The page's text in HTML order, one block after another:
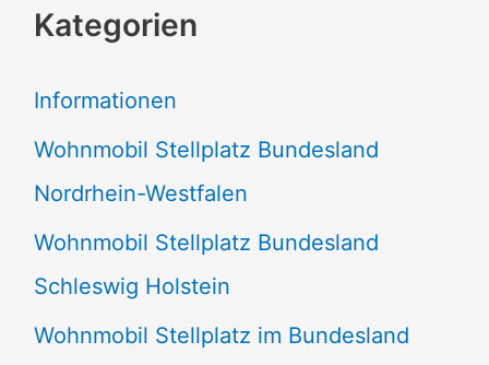
h
n
n
a
c
h
:
Kategorien
Informationen
Wohnmobil Stellplatz Bundesland
Nordrhein-Westfalen
Wohnmobil Stellplatz Bundesland
Schleswig Holstein
Wohnmobil Stellplatz im Bundesland